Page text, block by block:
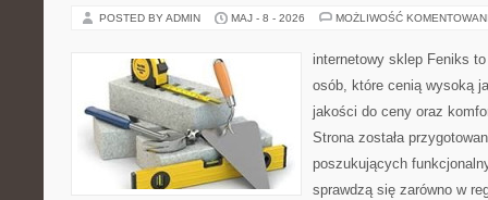
POSTED BY ADMIN MAJ - 8 - 2026 MOŻLIWOŚĆ
internetowy sklep Feniks
osób, które cenią wysoką
jakości do ceny oraz
Strona została
poszukujących
sprawdzą się zarówno w